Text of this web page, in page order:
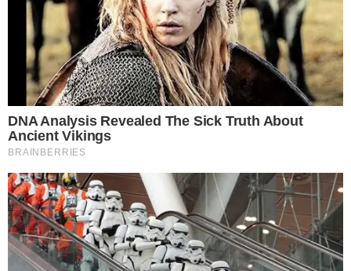
วัสดุอุปกรณ์ที่ต้องเตรียมมีดังนี้
1 ขวดน้ำพลาสติกไม่ใช้แล้ว